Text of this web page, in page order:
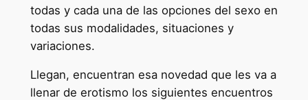
todas y cada una de las opciones del sexo en
todas sus modalidades, situaciones y
variaciones.
Llegan, encuentran esa novedad que les va a
llenar de erotismo los siguientes encuentros